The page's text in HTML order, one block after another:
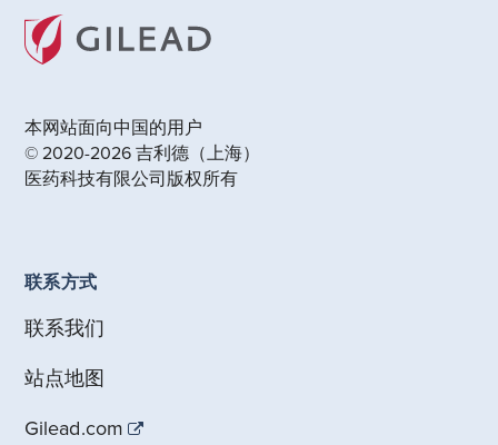
本网站面向中国的用户
© 2020-2026 吉利德（上海）
医药科技有限公司版权所有
联系方式
联系我们
站点地图
Gilead.com